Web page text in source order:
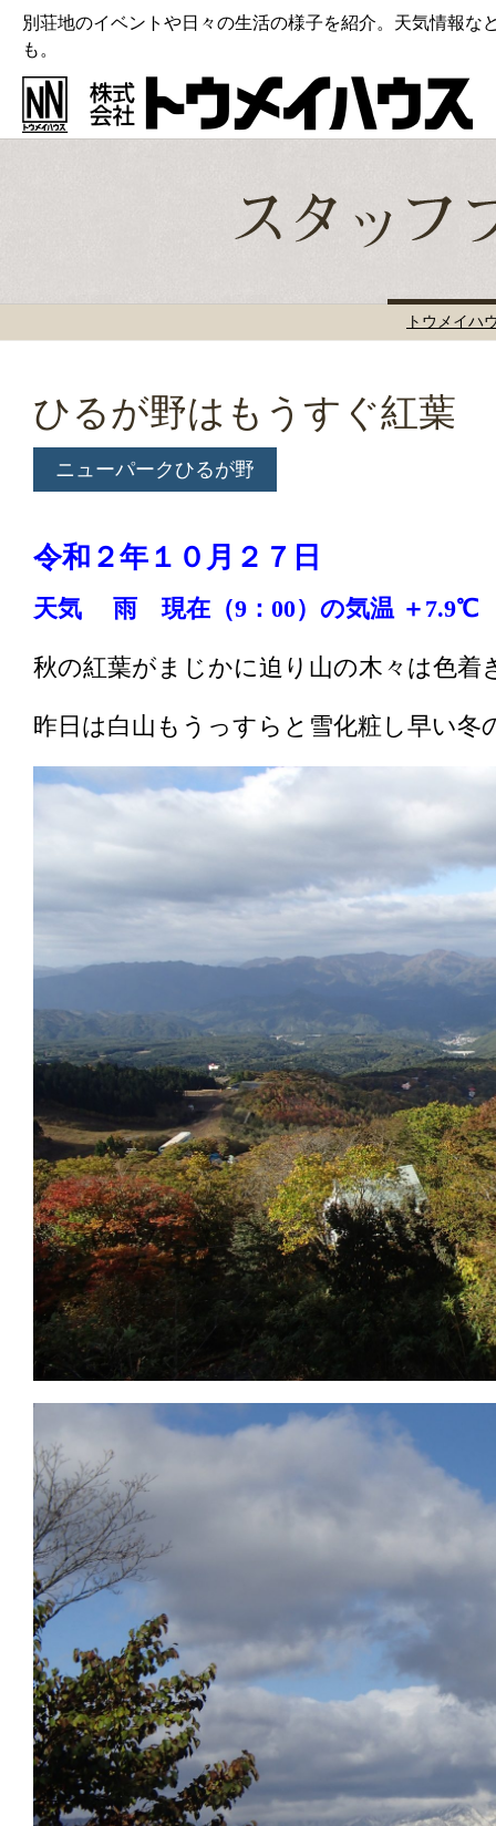
別荘地のイベントや日々の生活の様子を紹介。天気情報な
も。
トウメイハ
ひるが野はもうすぐ紅葉
ニューパークひるが野
令和２年１０ 月２７ 日
天気 雨 現在（9：00）の気温 ＋
秋の紅葉がまじかに迫り山の木々は色着
昨日は白山もうっすらと雪化粧し早い